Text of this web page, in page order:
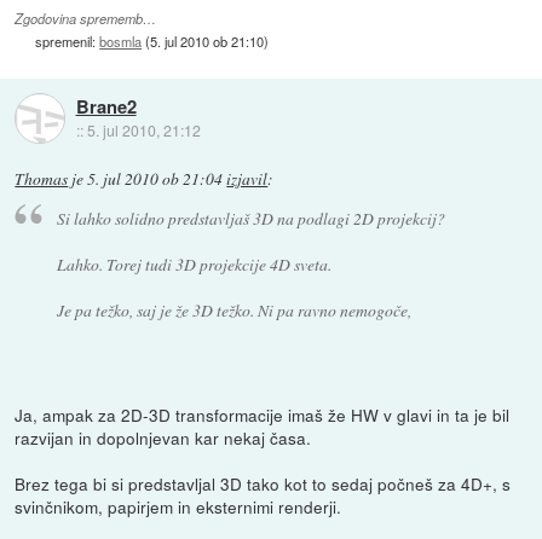
Zgodovina sprememb…
spremenil:bosmla(5. jul 2010 ob 21:10)
Brane2
:: 5. jul 2010, 21:12
Thomas je5. jul 2010 ob 21:04izjavil:
Si lahko solidno predstavljaš 3D na podlagi 2D projekcij?
Lahko. Torej tudi 3D projekcije 4D sveta.
Je pa težko, saj je že 3D težko. Ni pa ravno nemogoče,
Ja, ampak za 2D-3D transformacije imaš že HW v glavi in ta je bil
razvijan in dopolnjevan kar nekaj časa.
Brez tega bi si predstavljal 3D tako kot to sedaj počneš za 4D+, s
svinčnikom, papirjem in eksternimi renderji.